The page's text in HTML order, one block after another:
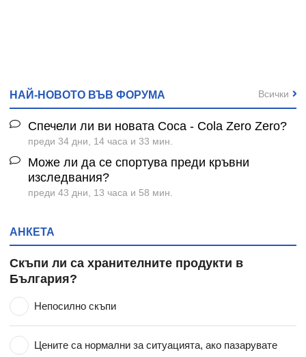
НАЙ-НОВОТО ВЪВ ФОРУМА
Спечели ли ви новата Coca - Cola Zero Zero?
преди 34 дни, 14 часа и 33 мин.
Може ли да се спортува преди кръвни
изследвания?
преди 43 дни, 13 часа и 58 мин.
Всички
АНКЕТА
Скъпи ли са хранителните продукти в
България?
Непосилно скъпи
Цените са нормални за ситуацията, ако пазарувате